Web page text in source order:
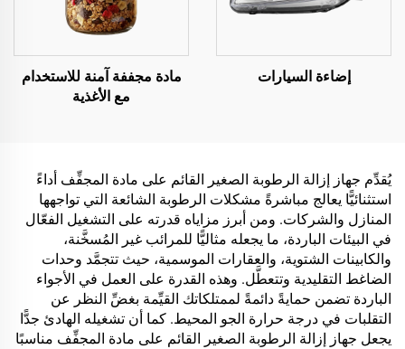
إضاءة السيارات
مادة مجففة آمنة للاستخدام
مع الأغذية
يُقدِّم جهاز إزالة الرطوبة الصغير القائم على مادة المجفِّف أداءً
استثنائيًّا يعالج مباشرةً مشكلات الرطوبة الشائعة التي تواجهها
المنازل والشركات. ومن أبرز مزاياه قدرته على التشغيل الفعّال
في البيئات الباردة، ما يجعله مثاليًّا للمرائب غير المُسخَّنة،
والكابينات الشتوية، والعقارات الموسمية، حيث تتجمَّد وحدات
الضاغط التقليدية وتتعطَّل. وهذه القدرة على العمل في الأجواء
الباردة تضمن حمايةً دائمةً لممتلكاتك القيِّمة بغضِّ النظر عن
التقلبات في درجة حرارة الجو المحيط. كما أن تشغيله الهادئ جدًّا
يجعل جهاز إزالة الرطوبة الصغير القائم على مادة المجفِّف مناسبًا